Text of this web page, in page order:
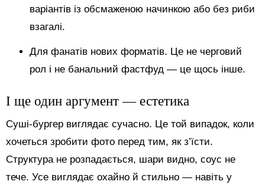
варіантів із обсмаженою начинкою або без риби
взагалі.
Для фанатів нових форматів. Це не черговий
рол і не банальний фастфуд — це щось інше.
І ще один аргумент — естетика
Суші-бургер виглядає сучасно. Це той випадок, коли
хочеться зробити фото перед тим, як з’їсти.
Структура не розпадається, шари видно, соус не
тече. Усе виглядає охайно й стильно — навіть у